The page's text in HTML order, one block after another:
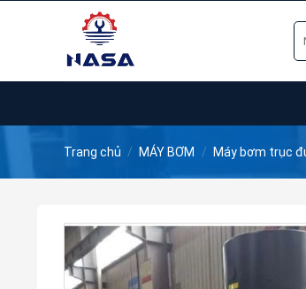
Trang chủ / MÁY BƠM / Máy bơm trục